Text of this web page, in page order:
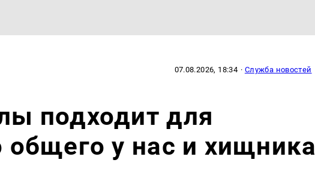
07.08.2026, 18:34 · Служба новостей
подходит для
общего у нас и хищника